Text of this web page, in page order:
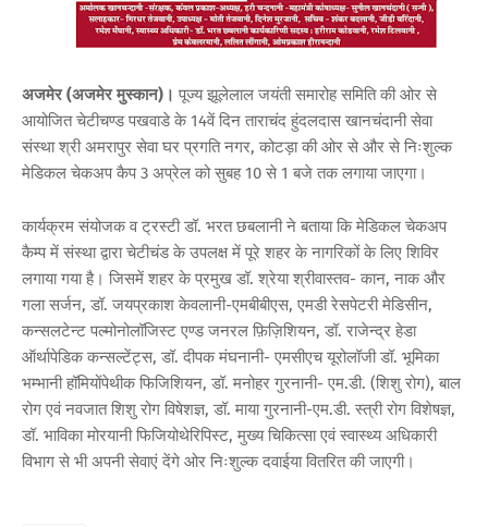
अजमेर (अजमेर मुस्कान)। पूज्य झूलेलाल जयंती समारोह समिति की ओर से
आयोजित चेटीचण्ड पखवाडे के 14वें दिन ताराचंद हुंदलदास खानचंदानी सेवा
संस्था श्री अमरापुर सेवा घर प्रगति नगर, कोटड़ा की ओर से और से निःशुल्क
मेडिकल चेकअप कैप 3 अप्रेल को सुबह 10 से 1 बजे तक लगाया जाएगा।
कार्यक्रम संयोजक व ट्रस्टी डॉ. भरत छबलानी ने बताया कि मेडिकल चेकअप
कैम्प में संस्था द्वारा चेटीचंड के उपलक्ष में पूरे शहर के नागरिकों के लिए शिविर
लगाया गया है। जिसमें शहर के प्रमुख डॉ. श्रेया श्रीवास्तव- कान, नाक और
गला सर्जन, डॉ. जयप्रकाश केवलानी-एमबीबीएस, एमडी रेसपेटरी मेडिसीन,
कन्सलटेन्ट पल्मोनोलॉजिस्ट एण्ड जनरल फ़िज़िशियन, डॉ. राजेन्द्र हेडा
ऑर्थापेडिक कन्सल्टेंट्स, डॉ. दीपक मंघनानी- एमसीएच यूरोलॉजी डॉ. भूमिका
भम्भानी हॉमियोंपेथीक फिजिशियन, डॉ. मनोहर गुरनानी- एम.डी. (शिशु रोग), बाल
रोग एवं नवजात शिशु रोग विषेशज्ञ, डॉ. माया गुरनानी-एम.डी. स्त्री रोग विशेषज्ञ,
डॉ. भाविका मोरयानी फिजियोथेरिपिस्ट, मुख्य चिकित्सा एवं स्वास्थ्य अधिकारी
विभाग से भी अपनी सेवाएं देंगे ओर निःशुल्क दवाईया वितरित की जाएगी।